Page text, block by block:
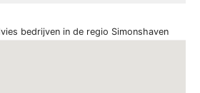
bedrijven in de regio Simonshaven